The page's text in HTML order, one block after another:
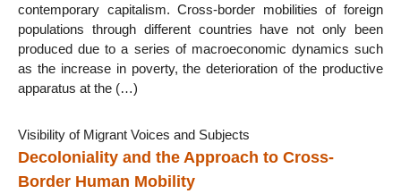
contemporary capitalism. Cross-border mobilities of foreign
populations through different countries have not only been
produced due to a series of macroeconomic dynamics such
as the increase in poverty, the deterioration of the productive
apparatus at the (…)
Visibility of Migrant Voices and Subjects
Decoloniality and the Approach to Cross-
Border Human Mobility